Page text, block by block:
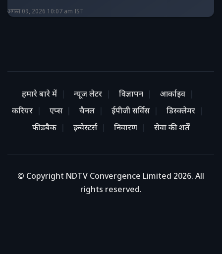
अगस्त 09, 2026 10:07 am IST
हमारे बारे में न्यूज लेटर विज्ञापन
आर्काइव
करियर
एप्स चैनल ईपीजी सर्विस
डिस्क्लेमर
फीडबैक
इन्वेस्टर्स निवारण सेवा की शर्तें
© Copyright NDTV Convergence Limited 2026. All
rights reserved.